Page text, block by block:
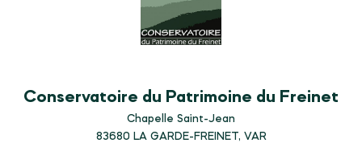
Conservatoire du Patrimoine du Freinet
Chapelle Saint-Jean
83680 LA GARDE-FREINET, VAR